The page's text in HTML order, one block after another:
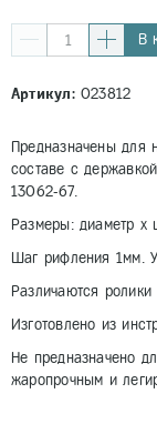
В
Артикул:023812
Предназначены для
составе с
13062-67.
Размеры: диаметр х
Шаг рифления 1мм.
Различаются
Изготовлено из
Не предназначено
жаропрочным и